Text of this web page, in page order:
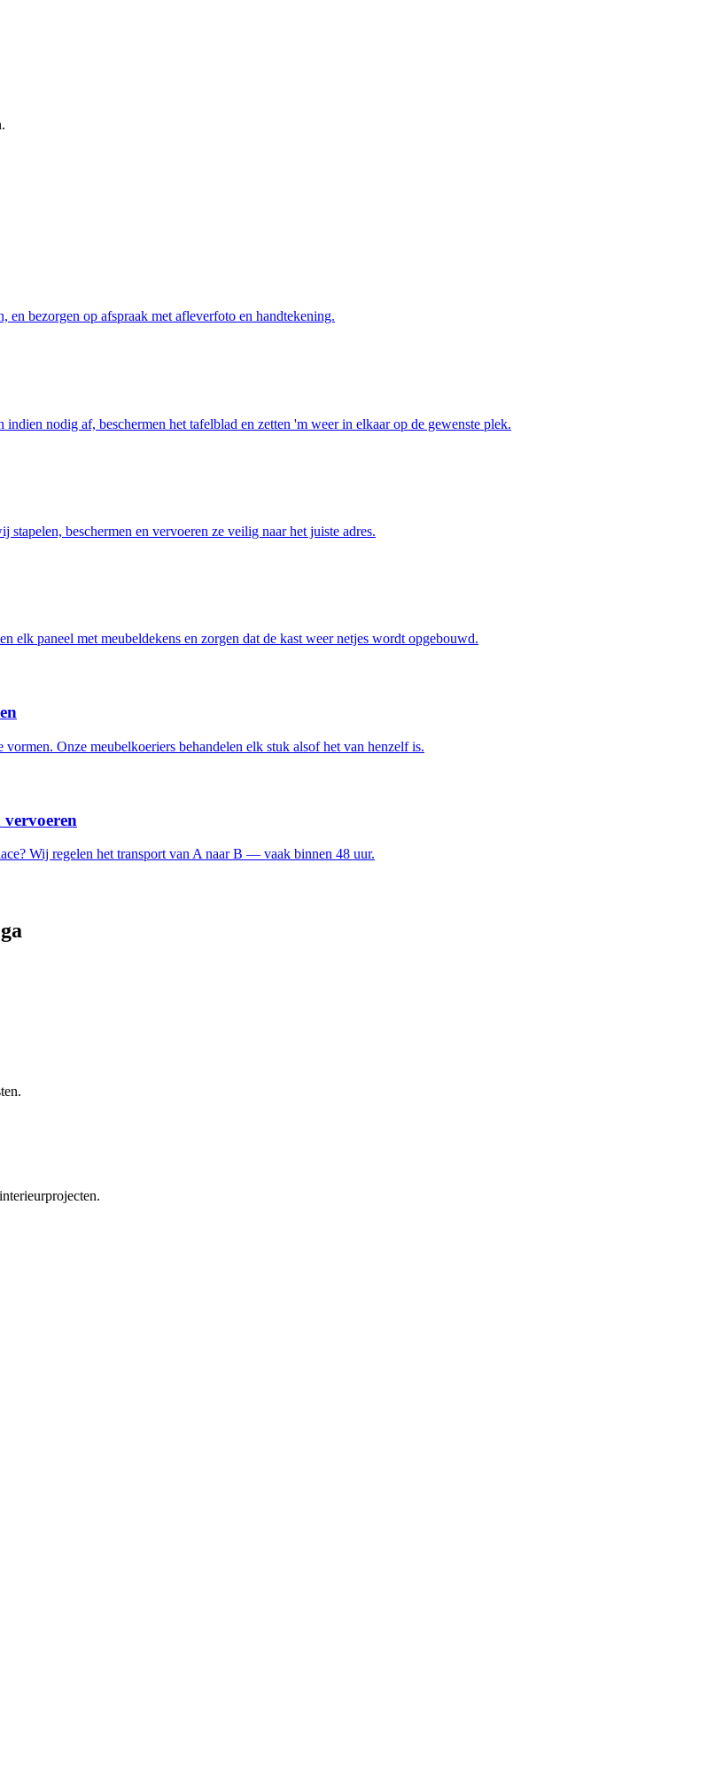
bezorgen op afspraak met afleverfoto en handtekening.
nodig af, beschermen het tafelblad en zetten 'm weer in elkaar op de gewenste plek.
beschermen en vervoeren ze veilig naar het juiste adres.
elk paneel met meubeldekens en zorgen dat de kast weer netjes wordt opgebouwd.
Onze meubelkoeriers behandelen elk stuk alsof het van henzelf is.
Wij regelen het transport van A naar B — vaak binnen 48 uur.